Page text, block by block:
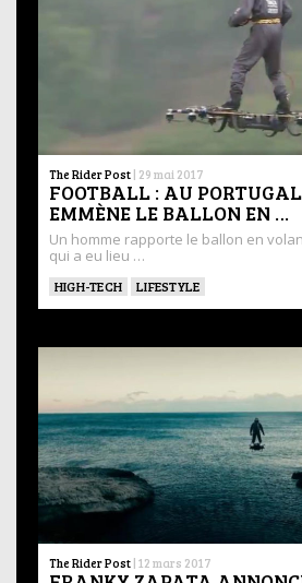
The Rider Post | 29 mai 2017
FOOTBALL : AU
EMMÈNE LE BALLON EN …
Un homme rapporte le ballon en
qui a eu lieu …
HIGH-TECH LIFESTYLE
The Rider Post | 12 mars 2017